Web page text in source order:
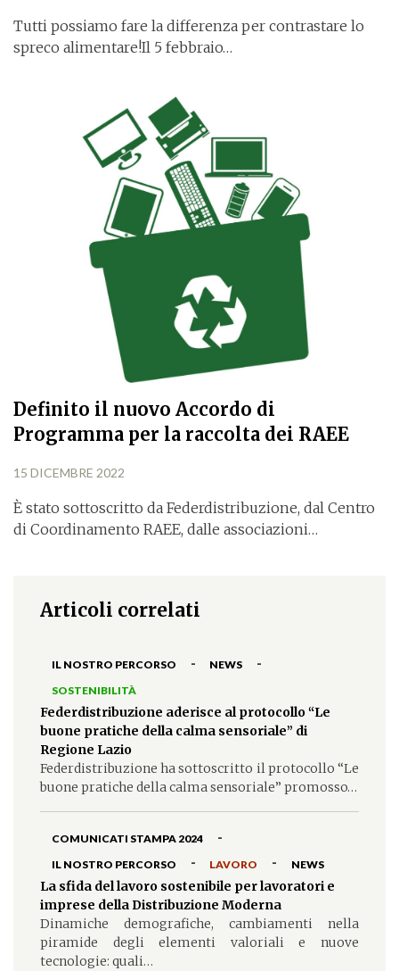
Tutti possiamo fare la differenza per contrastare lo
spreco alimentare!Il 5 febbraio…
Definito il nuovo Accordo di
Programma per la raccolta dei RAEE
15 DICEMBRE 2022
È stato sottoscritto da Federdistribuzione, dal Centro
di Coordinamento RAEE, dalle associazioni…
Articoli correlati
IL NOSTRO PERCORSO - NEWS -
SOSTENIBILITÀ
Federdistribuzione aderisce al protocollo “Le
buone pratiche della calma sensoriale” di
Regione Lazio
Federdistribuzione ha sottoscritto il protocollo “Le
buone pratiche della calma sensoriale” promosso…
COMUNICATI STAMPA 2024 -
IL NOSTRO PERCORSO - LAVORO - NEWS
La sfida del lavoro sostenibile per lavoratori e
imprese della Distribuzione Moderna
Dinamiche demografiche, cambiamenti nella
piramide degli elementi valoriali e nuove
tecnologie: quali…